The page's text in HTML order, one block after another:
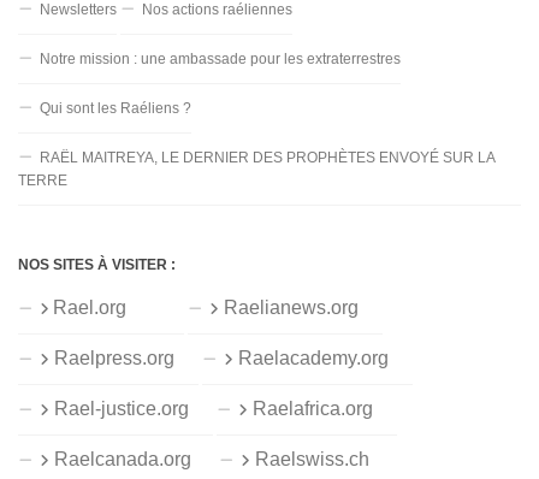
Newsletters Nos actions raéliennes
Notre mission : une ambassade pour les extraterrestres
Qui sont les Raéliens ?
RAËL MAITREYA, LE DERNIER DES PROPHÈTES ENVOYÉ SUR LA
TERRE
NOS SITES À VISITER :
Rael.org Raelianews.org
Raelpress.org Raelacademy.org
Rael-justice.org Raelafrica.org
Raelcanada.org Raelswiss.ch